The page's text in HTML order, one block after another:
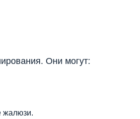
Они могут:
жалюзи.